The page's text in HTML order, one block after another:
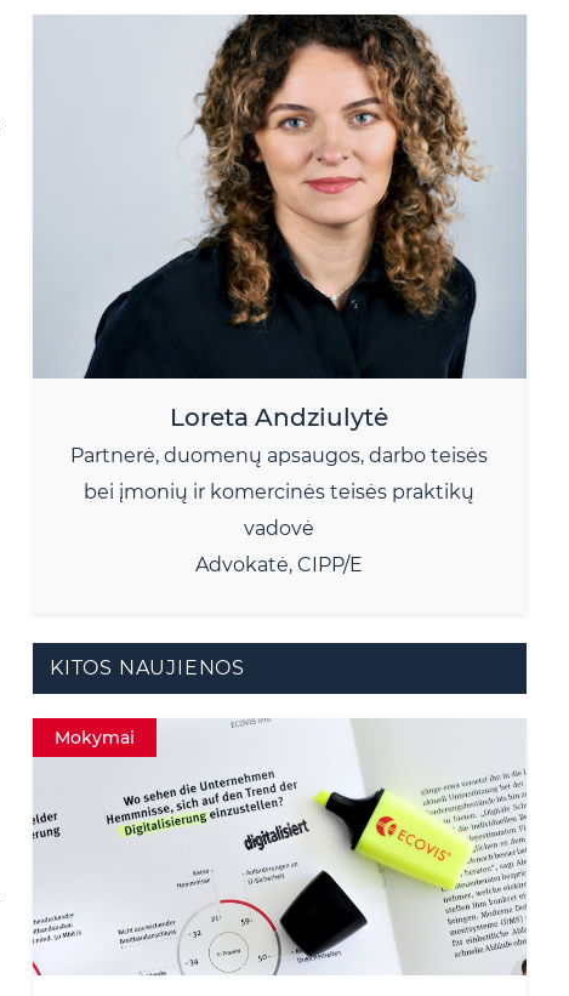
Loreta Andziulytė
Partnerė, duomenų apsaugos, darbo teisės
bei įmonių ir komercinės teisės praktikų
vadovė
Advokatė, CIPP/E
KITOS NAUJIENOS
Mokymai